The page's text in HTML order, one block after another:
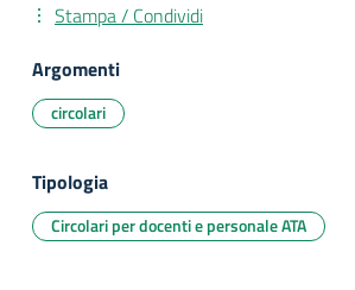
Stampa / Condividi
Argomenti
circolari
Tipologia
Circolari per docenti e personale ATA